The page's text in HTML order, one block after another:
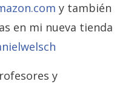
y también
en mi nueva tienda
y